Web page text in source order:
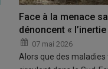
Face à la menace
dénoncent «
07 mai 2026
Alors que des